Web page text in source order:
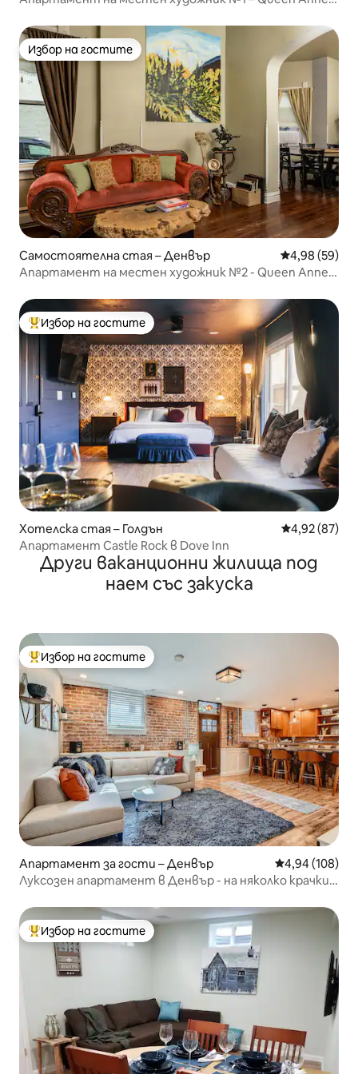
Избор на гостите
Избор на гостите
Самостоятелна стая – Денвър Средна
4,98 (59)
Апартамент на местен художник №2 - Queen Anne
Най-популярен избор на гостите
Избор на гостите
Хотелска стая – Голдън Средна
4,92 (87)
Апартамент Castle Rock в Dove Inn
Други ваканционни жилища под
наем със закуска
Най-популярен избор на гостите
Избор на гостите
Апартамент за гости – Денвър Средна
4,94 (108)
Луксозен апартамент в Денвър - на няколко крачки
Най-популярен избор на гостите
Избор на гостите